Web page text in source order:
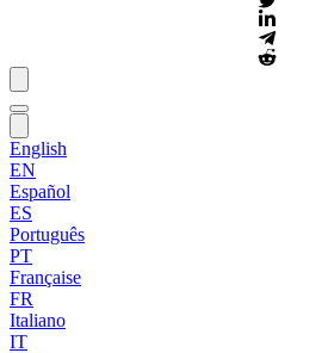
English
EN
Español
ES
Português
PT
Française
FR
Italiano
IT